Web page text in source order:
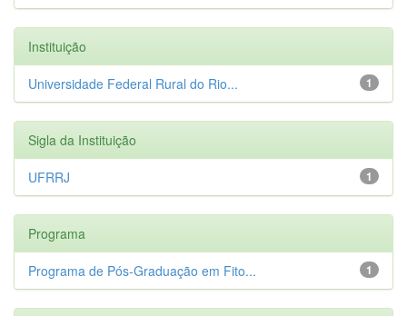
Instituição
1
Universidade Federal Rural do Rio...
Sigla da Instituição
1
UFRRJ
Programa
1
Programa de Pós-Graduação em Fito...